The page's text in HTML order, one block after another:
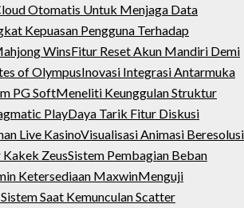
Otomatis Untuk Menjaga Data
Kepuasan Pengguna Terhadap
WinsFitur Reset Akun Mandiri Demi
of OlympusInovasi Integrasi Antarmuka
PG SoftMeneliti Keunggulan Struktur
PlayDaya Tarik Fitur Diskusi
Live KasinoVisualisasi Animasi Beresolusi
ZeusSistem Pembagian Beban
Ketersediaan MaxwinMenguji
Saat Kemunculan Scatter